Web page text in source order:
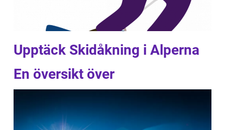
Upptäck Skidåkning i Alperna
En översikt över